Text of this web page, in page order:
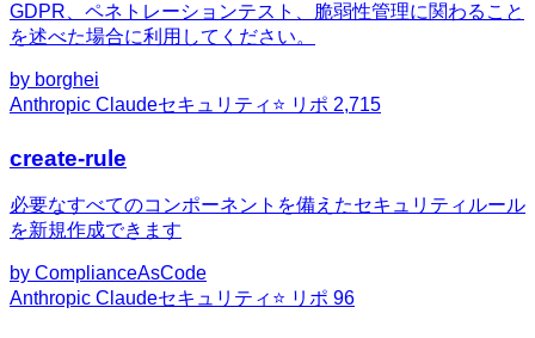
GDPR、ペネトレーションテスト、脆弱性管理に関わること
を述べた場合に利用してください。
by borghei
Anthropic Claudeセキュリティ ⭐ リポ 2,715
create-rule
必要なすべてのコンポーネントを備えたセキュリティルール
を新規作成できます
by ComplianceAsCode
Anthropic Claudeセキュリティ ⭐ リポ 96